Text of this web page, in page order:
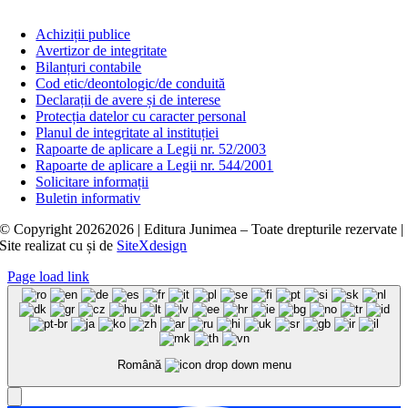
Achiziții publice
Avertizor de integritate
Bilanțuri contabile
Cod etic/deontologic/de conduită
Declarații de avere și de interese
Protecția datelor cu caracter personal
Planul de integritate al instituției
Rapoarte de aplicare a Legii nr. 52/2003
Rapoarte de aplicare a Legii nr. 544/2001
Solicitare informații
Buletin informativ
© Copyright 20262026 | Editura Junimea – Toate drepturile rezervate |
Site realizat cușide SiteXdesign
Page load link
Română